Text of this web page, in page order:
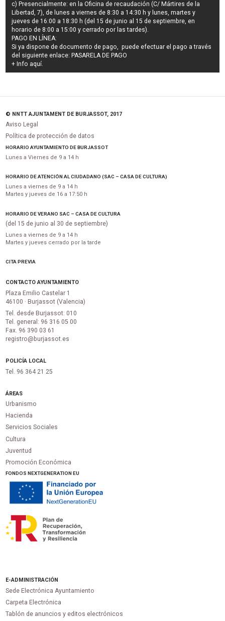
c) Presencialmente: en la Oficina de recaudación (C/ Mártires de la
Libertad, 7), de lunes a viernes de 8:30 a 14:30 h y lunes, martes y
jueves de 16:00 a 18:30 h (del 15 de junio al 15 de septiembre, en
horario de 8:00 a 15:00 y cerrado por las tardes).
PAGO EN LÍNEA:
Si ya dispone de documento de pago, puede efectuar el pago a través
del siguiente enlace: PASARELA DE PAGO
+ Info aquí.
© NNTT AJUNTAMENT DE BURJASSOT, 2017
Aviso Legal
Política de protección de datos
HORARIO AYUNTAMIENTO DE BURJASSOT
Lunes a Viernes de 9 a 14 h
HORARIO DE ATENCIÓN AL CIUDADANO (SAC – CASA DE CULTURA)
Lunes a viernes de 9 a 14 h
Martes y jueves de 16 a 17:50 h
HORARIO DE VERANO SAC – CASA DE CULTURA
(del 15 de junio al 30 de septiembre)
Lunes a viernes de 9 a 14 h
Martes y jueves cerrado por la tarde
CITA PREVIA
CONTACTO AYUNTAMIENTO
Plaza Emilio Castelar 1
46100 · Burjassot (Valencia)
Tel. desde Burjassot: 010
Tel. general: 96 316 05 00
Fax. 96 390 03 61
registro@burjassot.es
POLICÍA LOCAL
Tel. 96 364 21 25
ÁREAS
Urbanismo
Hacienda
Servicios Sociales
Cultura
Juventud
Promoción Económica
FONDOS NEXTGENERATION EU
E-ADMINISTRACIÓN
Sede Electrónica Ayuntamiento
Carpeta Electrónica
Tablón de anuncios y editos electrónicos